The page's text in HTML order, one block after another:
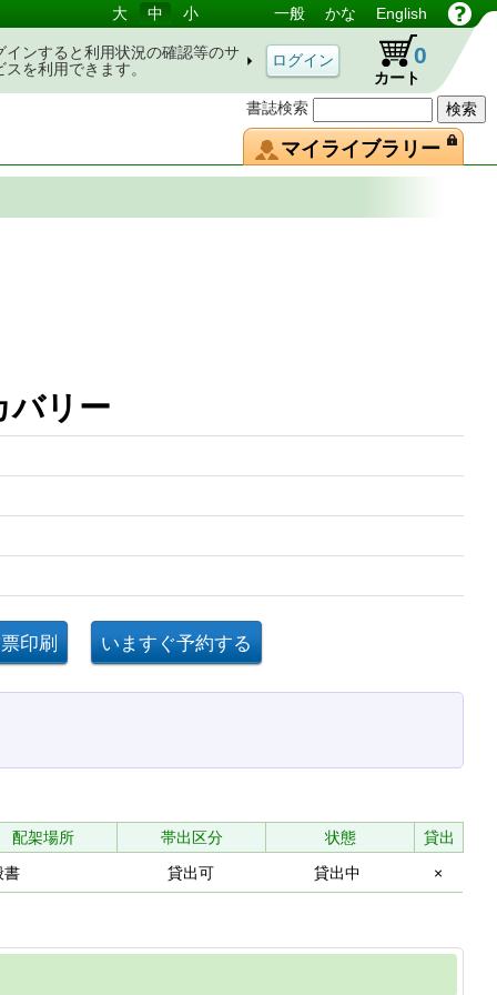
書誌検索
大 中 小 一般 かな English
インすると利用状況の確認等のサ
スを利用できます。
カート
0
マイライブラリー
リカバリー
配架場所 帯出区分 状態
貸出
書 貸出可 貸出中 ×